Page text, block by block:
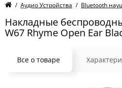
Аудио Устройства Bluetooth
Накладные
W67 Rhyme Open Ear
Все о товаре